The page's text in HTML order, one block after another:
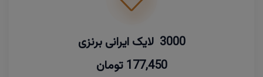
3000 لایک ایرانی برنزی
177,450 تومان